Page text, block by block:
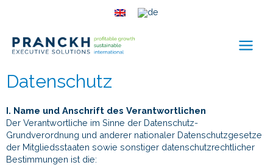
Datenschutz
I. Name und Anschrift des Verantwortlichen
Der Verantwortliche im Sinne der Datenschutz-
Grundverordnung und anderer nationaler Datenschutzgesetze
der Mitgliedsstaaten sowie sonstiger datenschutzrechtlicher
Bestimmungen ist die: